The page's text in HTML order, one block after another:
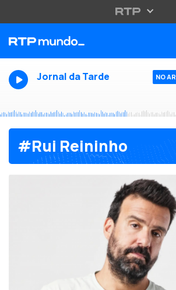
Jornal da Tarde NO AR
#Rui Reininho